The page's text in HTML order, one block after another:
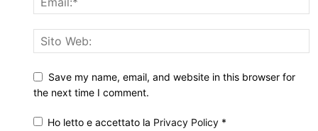
Save my name, email, and website in this browser for
the next time I comment.
Ho letto e accettato la Privacy Policy *